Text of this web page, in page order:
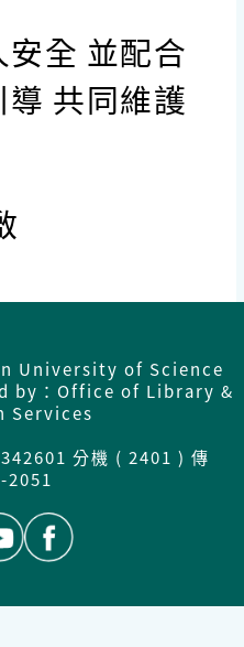
全 並配合
共同維護
University of Science
by：Office of Library &
Services
分機 ( 2401 ) 傳
2051